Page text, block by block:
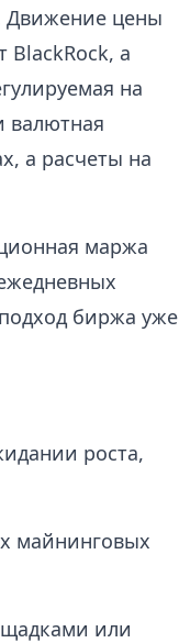
Движение цены
BlackRock, а
на
валютная
а расчеты на
маржа
биржа уже
роста,
майнинговых
или